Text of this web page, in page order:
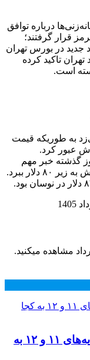
درباره توافق
قرار گرفتند؛
در بورس تهران
تاکید کرده
است.
به طوریکه قیمت
عبور کرد.
گذشته خبر مهم
هفته بود و توانست قیمت نفت برنت را با کاهش به زیر ۸۰ دلار ببرد.
طلا و ارز را برای پنجشنبه ۱۵ مرداد مشاهده میکنید.
مصوبه تاثیر قطعی معدل برای پایه‌های ۱۱ و ۱۲ به